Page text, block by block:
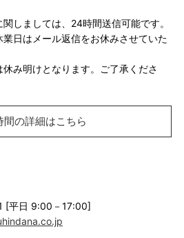
しましては、24時間送信可能です。
日はメール返信をお休みさせていた
み明けとなります。ご了承くださ
間の詳細はこちら
[平日 9:00－17:00]